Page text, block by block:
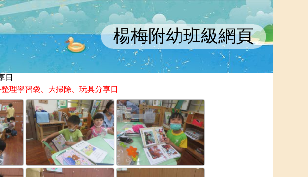
楊梅附幼班級網頁
日
理學習袋、大掃除、玩具分享日